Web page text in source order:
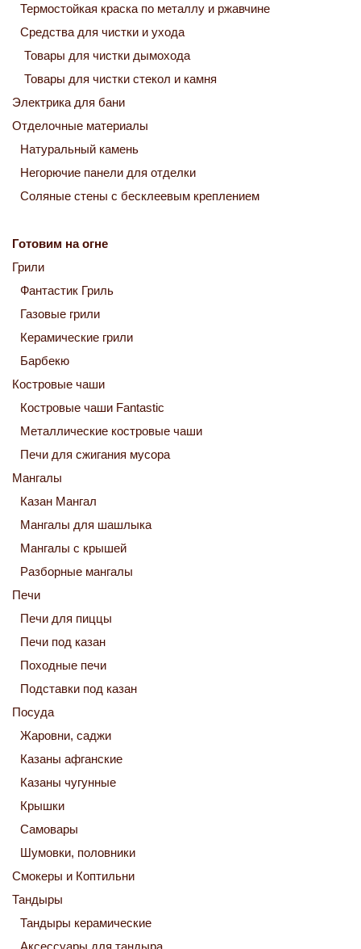
Термостойкая краска по металлу и ржавчине
Средства для чистки и ухода
Товары для чистки дымохода
Товары для чистки стекол и камня
Электрика для бани
Отделочные материалы
Натуральный камень
Негорючие панели для отделки
Соляные стены с бесклеевым креплением
Готовим на огне
Грили
Фантастик Гриль
Газовые грили
Керамические грили
Барбекю
Костровые чаши
Костровые чаши Fantastic
Металлические костровые чаши
Печи для сжигания мусора
Мангалы
Казан Мангал
Мангалы для шашлыка
Мангалы с крышей
Разборные мангалы
Печи
Печи для пиццы
Печи под казан
Походные печи
Подставки под казан
Посуда
Жаровни, саджи
Казаны афганские
Казаны чугунные
Крышки
Самовары
Шумовки, половники
Смокеры и Коптильни
Тандыры
Тандыры керамические
Аксессуары для тандыра